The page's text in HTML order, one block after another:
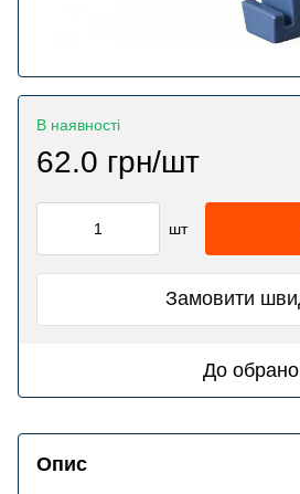
В наявності
62.0 грн/шт
шт
Замовити
До
Опис